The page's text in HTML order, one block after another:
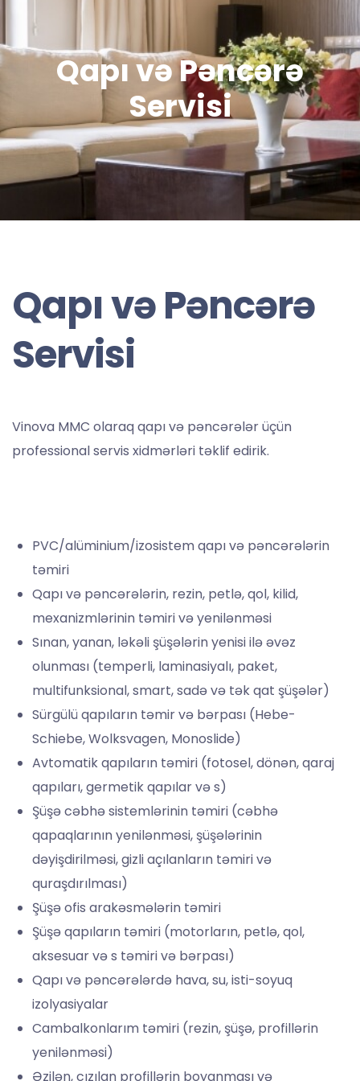
Qapı və Pəncərə
Servisi
Qapı və Pəncərə
Servisi
Vinova MMC olaraq qapı və pəncərələr üçün
professional servis xidmərləri təklif edirik.
PVC/alüminium/izosistem qapı və pəncərələrin
təmiri
Qapı və pəncərələrin, rezin, petlə, qol, kilid,
mexanizmlərinin təmiri və yenilənməsi
Sınan, yanan, ləkəli şüşələrin yenisi ilə əvəz
olunması (temperli, laminasiyalı, paket,
multifunksional, smart, sadə və tək qat şüşələr)
Sürgülü qapıların təmir və bərpası (Hebe-
Schiebe, ⁠Wolksvagen, Monoslide)
Avtomatik qapıların təmiri (fotosel, dönən, qaraj
qapıları, germetik qapılar və s)
Şüşə cəbhə sistemlərinin təmiri (cəbhə
qapaqlarının yenilənməsi, şüşələrinin
dəyişdirilməsi, gizli açılanların təmiri və
quraşdırılması)
Şüşə ofis arakəsmələrin təmiri
Şüşə qapıların təmiri (motorların, petlə, qol,
aksesuar və s təmiri və bərpası)
Qapı və pəncərələrdə hava, su, isti-soyuq
izolyasiyalar
Cambalkonlarım təmiri (rezin, şüşə, profillərin
yenilənməsi)
Əzilən, cızılan profillərin boyanması və